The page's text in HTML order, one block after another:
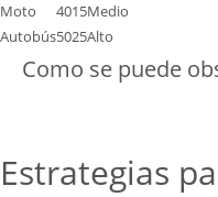
Moto
4015Medio
Autobús5025Alto
Como se puede
Estrategias